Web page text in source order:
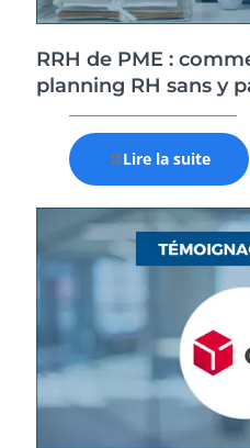
RRH de PME :
planning RH sans y
Lire la suite